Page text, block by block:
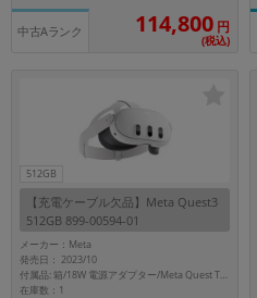
中古Aランク 114,800 円
(税込)
512GB
【充電ケーブル欠品】Meta Quest3
512GB 899-00594-01
メーカー：Meta
発売日： 2023/10
付属品: 箱/18W 電源アダプター/Meta Quest Touch Plusコントローラーx2/手首ストラップx2/接顔部/マニュアル
在庫数：1
容量
モニタサイズ
価格